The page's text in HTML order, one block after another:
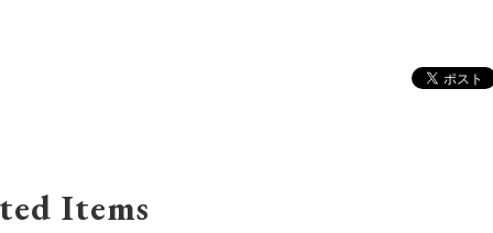
Items